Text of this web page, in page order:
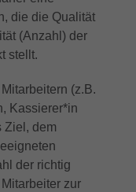
die die Qualität
(Anzahl) der
stellt.
(z.B.
Kassierer*in
Ziel, dem
der richtig
zur
Optin-
und die
den
zu verfolgen.
Informationen
randoly
um eindeutige
bevorzugten
Informationen
Ihre bevorzugte
wie viele
angezeigt
oder 20) und ob
Inhalte, um